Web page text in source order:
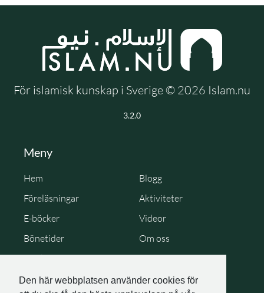
Den här webbplatsen använder cookies för
För islamisk kunskap i Sverige © 2026 Islam.nu
3.2.0
Meny
Hem
Blogg
Föreläsningar
Aktiviteter
E-böcker
Videor
Bönetider
Om oss
Cookie Policy
Personuppgiftspolicy